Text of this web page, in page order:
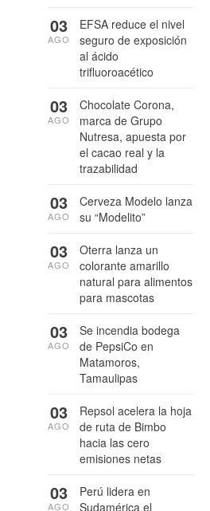
EFSA reduce el nivel
seguro de exposición
al ácido
trifluoroacético
03
AGO
Chocolate Corona,
marca de Grupo
Nutresa, apuesta por
el cacao real y la
trazabilidad
03
AGO
Cerveza Modelo lanza
su “Modelito”
03
AGO
Oterra lanza un
colorante amarillo
natural para alimentos
para mascotas
03
AGO
Se incendia bodega
de PepsiCo en
Matamoros,
Tamaulipas
03
AGO
Repsol acelera la hoja
de ruta de Bimbo
hacia las cero
emisiones netas
03
AGO
Perú lidera en
Sudamérica el
03
AGO